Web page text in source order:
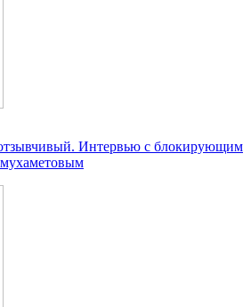
Интервью с блокирующим